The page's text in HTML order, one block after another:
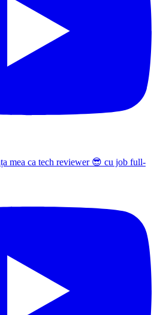
mea ca tech reviewer 😎 cu job full-